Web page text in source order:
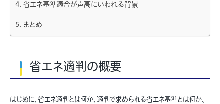
省エネ基準適合が声高にいわれる背景
まとめ
省エネ適判の概要
はじめに、省エネ適判とは何か、適判で求められる省エネ基準とは何か、